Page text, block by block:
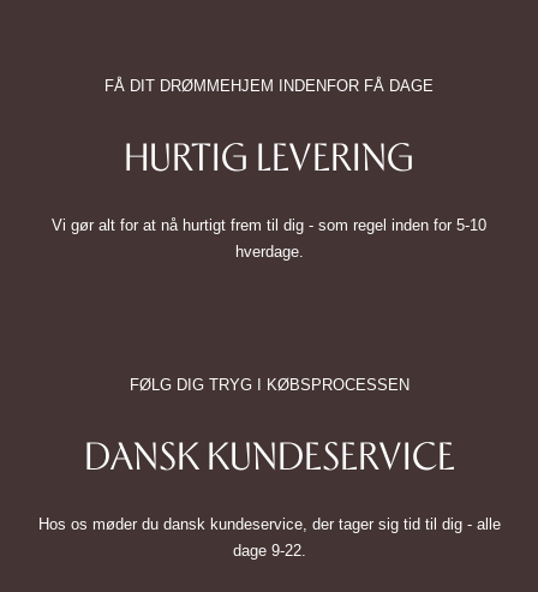
FÅ DIT DRØMMEHJEM INDENFOR FÅ DAGE
HURTIG LEVERING
Vi gør alt for at nå hurtigt frem til dig - som regel inden for 5-10
hverdage.
FØLG DIG TRYG I KØBSPROCESSEN
DANSK KUNDESERVICE
Hos os møder du dansk kundeservice, der tager sig tid til dig - alle
dage 9-22.